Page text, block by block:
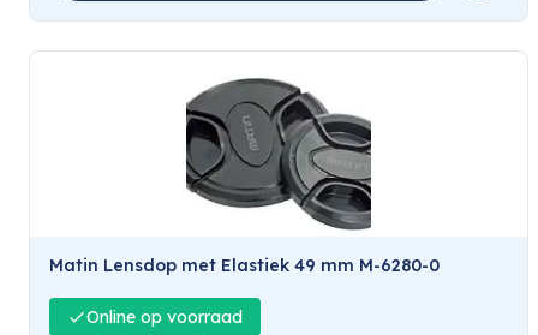
Matin Lensdop met Elastiek 49 mm M-6280-0
Online op voorraad